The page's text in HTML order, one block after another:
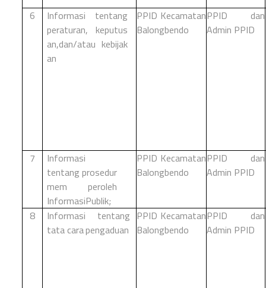
6
Informasi tentang
peraturan, keputus
an,dan/atau kebijak
an
PPID Kecamatan
Balongbendo
PPID dan
Admin PPID
7
Informasi
tentang prosedur
mem
peroleh
InformasiPublik;
PPID Kecamatan
Balongbendo
PPID dan
Admin PPID
8
Informasi tentang
tata carapengaduan
PPID Kecamatan
Balongbendo
PPID dan
Admin PPID